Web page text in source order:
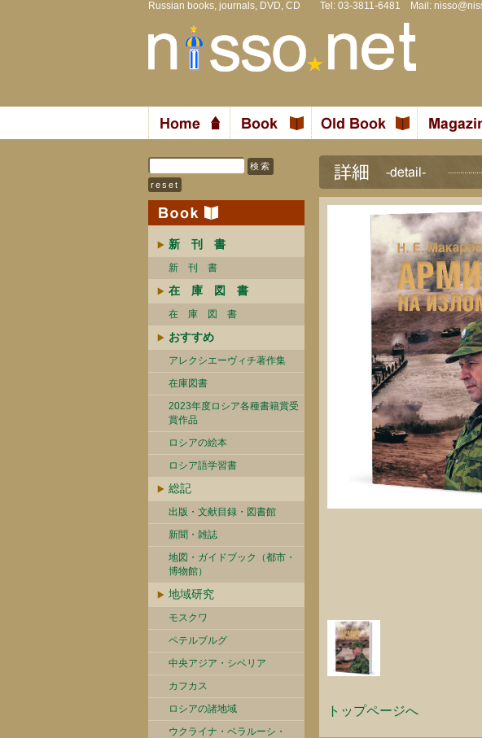
Russian books, journals, DVD, CD Tel: 03-3811-6481 Mail:
新 刊 書
新 刊 書
在 庫 図 書
在 庫 図 書
おすすめ
アレクシエーヴィチ著作集
在庫図書
2023年度ロシア各種書籍賞受
賞作品
ロシアの絵本
ロシア語学習書
総記
出版・文献目録・図書館
新聞・雑誌
地図・ガイドブック（都市・
博物館）
地域研究
モスクワ
ペテルブルグ
中央アジア・シベリア
カフカス
ロシアの諸地域
ウクライナ・ベラルーシ・
トップページへ